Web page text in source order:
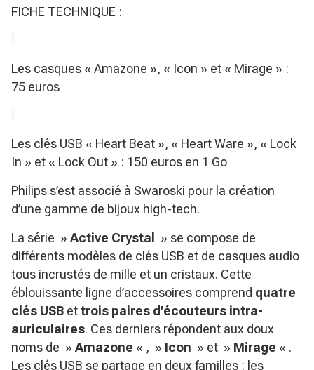
FICHE TECHNIQUE :
Les casques « Amazone », « Icon » et « Mirage » :
75 euros
Les clés USB « Heart Beat », « Heart Ware », « Lock
In » et « Lock Out » : 150 euros en 1 Go
Philips s’est associé à Swaroski pour la création
d’une gamme de bijoux high-tech.
La série » Active Crystal
» se compose de
différents modèles de clés USB et de casques audio
tous incrustés de mille et un cristaux. Cette
éblouissante ligne d’accessoires comprend quatre
clés USB ettrois paires d’écouteurs intra-
auriculaires. Ces derniers répondent aux doux
noms de » Amazone « , » Icon » et » Mirage « .
Les clés USB se partage en deux familles : les